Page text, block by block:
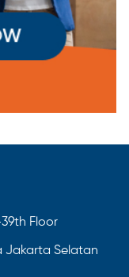
Floor
Jakarta Selatan